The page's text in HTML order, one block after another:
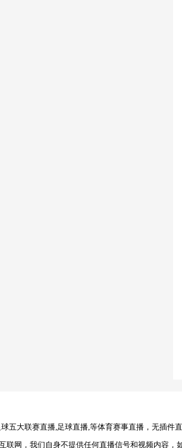
五大联赛直播,足球直播,等体育赛事直播，无插件直
网，我们自身不提供任何直播信号和视频内容，